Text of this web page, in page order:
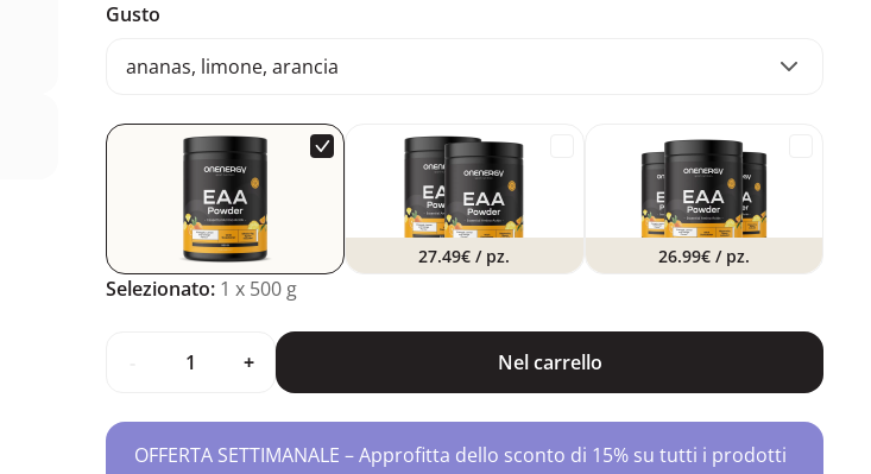
Gusto
ananas, limone, arancia
27.49€/ pz. 26.99€ / pz.
Selezionato: 1 x 500 g
+ Nel carrello
OFFERTA SETTIMANALE – Approfitta dello sconto di 15% su tutti i prodotti